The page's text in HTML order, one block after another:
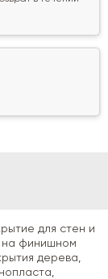
для стен и
на финишном
дерева,